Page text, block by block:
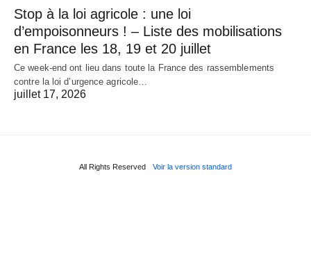
Stop à la loi agricole : une loi
d’empoisonneurs ! – Liste des mobilisations
en France les 18, 19 et 20 juillet
Ce week-end ont lieu dans toute la France des rassemblements
contre la loi d’urgence agricole…
juillet 17, 2026
All Rights Reserved Voir la version standard